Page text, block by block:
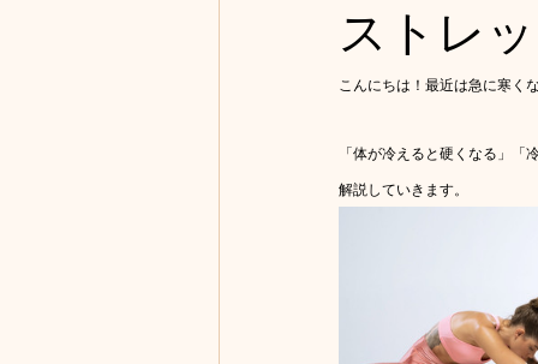
ストレ
こんにちは！最近は急に寒く
「体が冷えると硬くなる」
解説していきます。